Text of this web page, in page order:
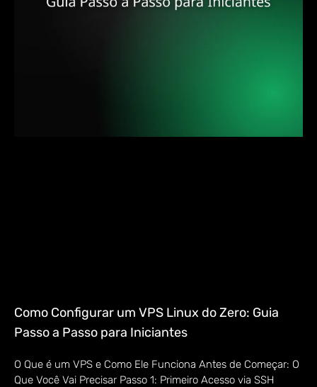
Como Configurar um VPS Linux do Zero: Guia
Passo a Passo para Iniciantes
O Que é um VPS e Como Ele Funciona Antes de Começar: O
Que Você Vai Precisar Passo 1: Primeiro Acesso via SSH